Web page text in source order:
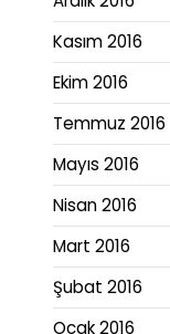
Kasım 2016
Ekim 2016
Temmuz 2016
Mayıs 2016
Nisan 2016
Mart 2016
Şubat 2016
Ocak 2016